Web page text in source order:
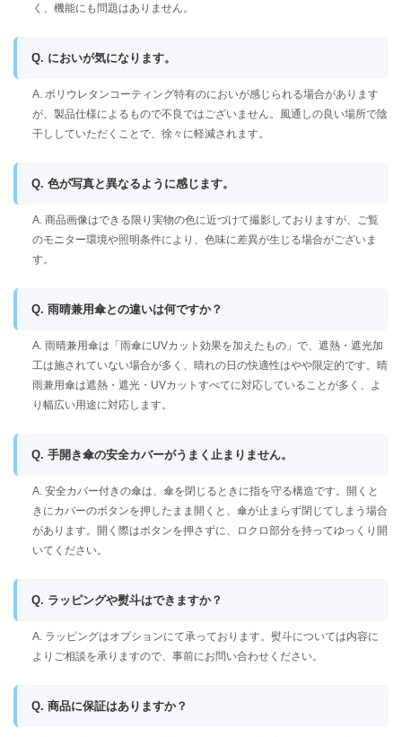
く、機能にも問題はありません。
Q. においが気になります。
A. ポリウレタンコーティング特有のにおいが感じられる場合があります
が、製品仕様によるもので不良ではございません。風通しの良い場所で陰
干ししていただくことで、徐々に軽減されます。
Q. 色が写真と異なるように感じます。
A. 商品画像はできる限り実物の色に近づけて撮影しておりますが、ご覧
のモニター環境や照明条件により、色味に差異が生じる場合がございま
す。
Q. 雨晴兼用傘との違いは何ですか？
A. 雨晴兼用傘は「雨傘にUVカット効果を加えたもの」で、遮熱・遮光加
工は施されていない場合が多く、晴れの日の快適性はやや限定的です。晴
雨兼用傘は遮熱・遮光・UVカットすべてに対応していることが多く、よ
り幅広い用途に対応します。
Q. 手開き傘の安全カバーがうまく止まりません。
A. 安全カバー付きの傘は、傘を閉じるときに指を守る構造です。開くと
きにカバーのボタンを押したまま開くと、傘が止まらず閉じてしまう場合
があります。開く際はボタンを押さずに、ロクロ部分を持ってゆっくり開
いてください。
Q. ラッピングや熨斗はできますか？
A. ラッピングはオプションにて承っております。熨斗については内容に
よりご相談を承りますので、事前にお問い合わせください。
Q. 商品に保証はありますか？